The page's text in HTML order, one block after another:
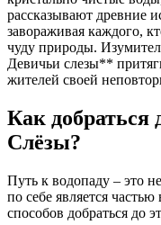
рассказывают древние
завораживая каждого,
чуду природы.
Девичьи слезы**
жителей своей
Как добраться
Слёзы?
Путь к водопаду – это
по себе является
способов добраться до